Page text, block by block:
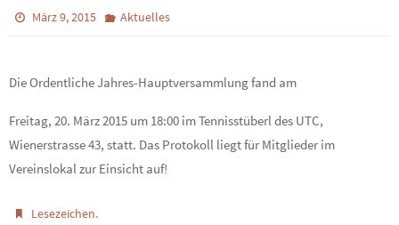
März 9, 2015 Aktuelles
Die Ordentliche Jahres-Hauptversammlung fand am
Freitag, 20. März 2015 um 18:00 im Tennisstüberl des UTC,
Wienerstrasse 43, statt. Das Protokoll liegt für Mitglieder im
Vereinslokal zur Einsicht auf!
Lesezeichen.